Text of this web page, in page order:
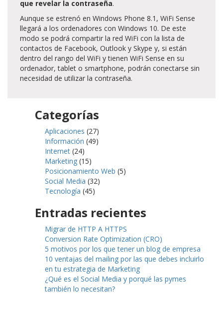
que revelar la contraseña.
Aunque se estrenó en Windows Phone 8.1, WiFi Sense
llegará a los ordenadores con Windows 10. De este
modo se podrá compartir la red WiFi con la lista de
contactos de Facebook, Outlook y Skype y, si están
dentro del rango del WiFi y tienen WiFi Sense en su
ordenador, tablet o smartphone, podrán conectarse sin
necesidad de utilizar la contraseña.
Categorías
Aplicaciones (27)
Información (49)
Internet (24)
Marketing (15)
Posicionamiento Web (5)
Social Media (32)
Tecnología (45)
Entradas recientes
Migrar de HTTP A HTTPS
Conversion Rate Optimization (CRO)
5 motivos por los que tener un blog de empresa
10 ventajas del mailing por las que debes incluirlo
en tu estrategia de Marketing
¿Qué es el Social Media y porqué las pymes
también lo necesitan?